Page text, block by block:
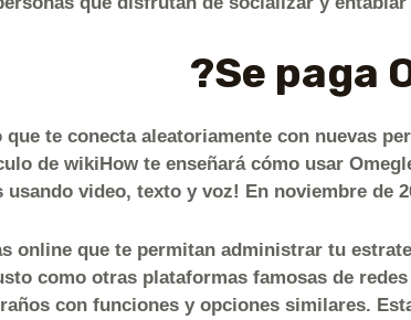
te conecta aleatoriamente con nuevas
de wikiHow te enseñará cómo usar
usando video, texto y voz! En noviembre de
online que te permitan administrar tu
como otras plataformas famosas de
con funciones y opciones similares.